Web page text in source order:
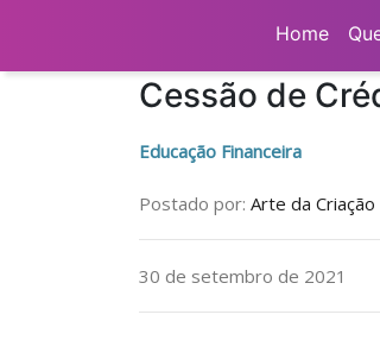
Home
Notícias
Cessão de
Educação Financeira
Postado por: Arte da Criação
30 de setembro de 2021